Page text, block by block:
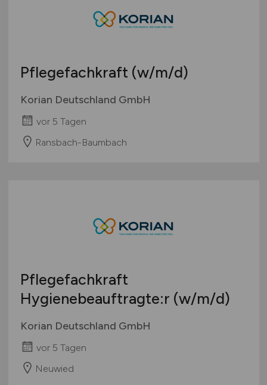
Pflegefachkraft (w/m/d)
Korian Deutschland GmbH
vor 5 Tagen
Ransbach-Baumbach
Pflegefachkraft
Hygienebeauftragte:r (w/m/d)
Korian Deutschland GmbH
vor 5 Tagen
Neuwied